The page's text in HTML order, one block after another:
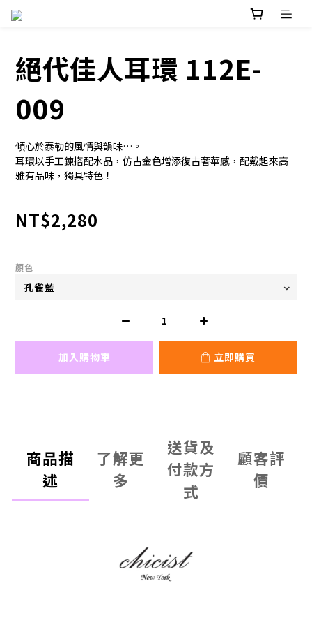
絕代佳人耳環 112E-
009
傾心於泰勒的風情與韻味…。
耳環以手工鍊搭配水晶，仿古金色增添復古奢華感，配戴起來高
雅有品味，獨具特色！
NT$2,280
顏色
加入購物車 立即購買
商品描
述
了解更
多
送貨及
付款方
式
顧客評
價